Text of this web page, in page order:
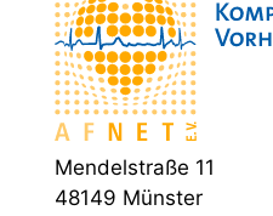
Mendelstraße 11
48149 Münster